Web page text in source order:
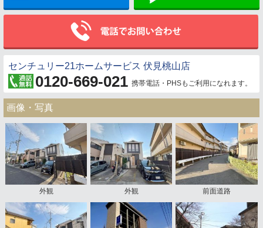
センチュリー21ホームサービス 伏見桃山店
0120-669-021 携帯電話・PHSもご利用になれます。
画像・写真
外観 外観 前面道路